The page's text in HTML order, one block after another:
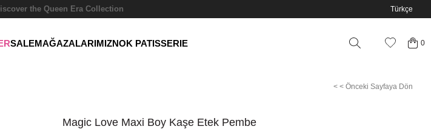
the Queen Era Collection Türkçe
SALEMAĞAZALARIMIZNOK PATISSERIE 0
< < Önceki Sayfaya Dön
Magic Love Maxi Boy Kaşe Etek Pembe